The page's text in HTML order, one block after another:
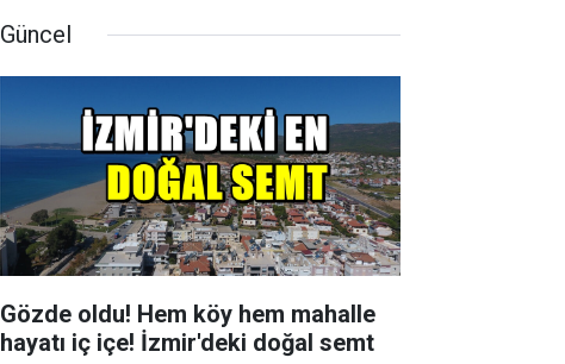
Güncel
Gözde oldu! Hem köy hem mahalle
hayatı iç içe! İzmir'deki doğal semt